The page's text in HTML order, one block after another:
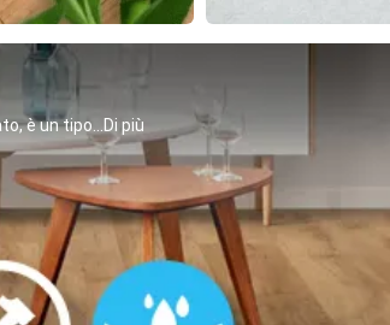
è un tipo...Di più